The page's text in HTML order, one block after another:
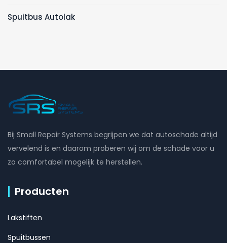
Spuitbus Autolak
Bij Small Repair Systems begrijpen we dat autoschade altijd
vervelend is en daarom proberen wij om de schade voor u
zo comfortabel mogelijk te herstellen.
Producten
Lakstiften
Spuitbussen